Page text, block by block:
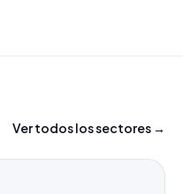
Ver todos los sectores →